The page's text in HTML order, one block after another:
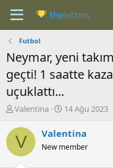
Futbol
Neymar, yeni
geçti! 1 saatte
uçuklattı...
K
n
b
u
Valentina
B
ş
a
14 Ağu 2023
V Valentina
New member